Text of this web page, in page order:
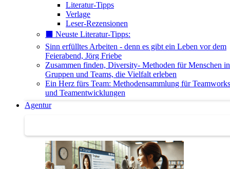
Literatur-Tipps
Verlage
Leser-Rezensionen
⬛️ Neuste Literatur-Tipps:
Sinn erfülltes Arbeiten - denn es gibt ein Leben vor dem
Feierabend, Jörg Friebe
Zusammen finden, Diversity- Methoden für Menschen in
Gruppen und Teams, die Vielfalt erleben
Ein Herz fürs Team: Methodensammlung für
und Teamentwicklungen
Agentur